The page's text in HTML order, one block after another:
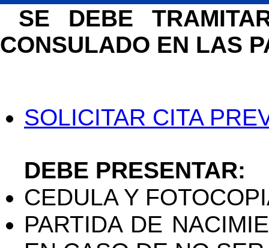
SE DEBE
CONSULADO EN LAS
SOLICITAR CITA
DEBE PRESENTAR:
CEDULA Y
PARTIDA DE